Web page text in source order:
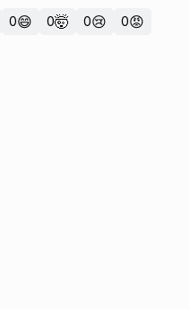
0😄 0🤯 0😢 0😡